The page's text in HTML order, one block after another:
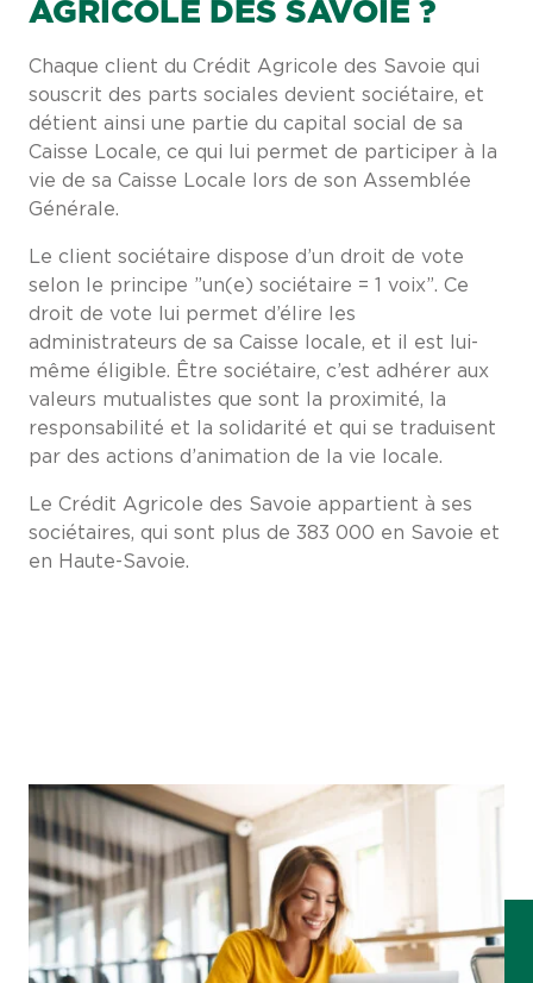
AGRICOLE DES SAVOIE ?
Chaque client du Crédit Agricole des Savoie qui
souscrit des parts sociales devient sociétaire, et
détient ainsi une partie du capital social de sa
Caisse Locale, ce qui lui permet de participer à la
vie de sa Caisse Locale lors de son Assemblée
Générale.
Le client sociétaire dispose d’un droit de vote
selon le principe ”un(e) sociétaire = 1 voix”. Ce
droit de vote lui permet d’élire les
administrateurs de sa Caisse locale, et il est lui-
même éligible. Être sociétaire, c’est adhérer aux
valeurs mutualistes que sont la proximité, la
responsabilité et la solidarité et qui se traduisent
par des actions d’animation de la vie locale.
Le Crédit Agricole des Savoie appartient à ses
sociétaires, qui sont plus de 383 000 en Savoie et
en Haute-Savoie.